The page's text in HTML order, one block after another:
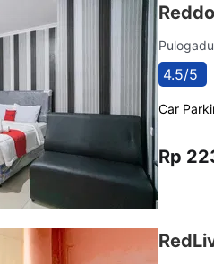
4.5/5
Car
Rp